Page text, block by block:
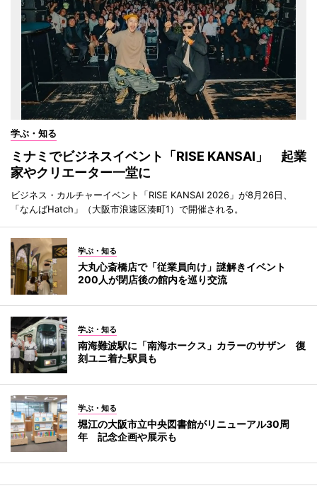
学ぶ・知る
ミナミでビジネスイベント「RISE KANSAI」 起業
家やクリエーター一堂に
ビジネス・カルチャーイベント「RISE KANSAI 2026」が8月26日、
「なんばHatch」（大阪市浪速区湊町1）で開催される。
学ぶ・知る
大丸心斎橋店で「従業員向け」謎解きイベント
200人が閉店後の館内を巡り交流
学ぶ・知る
南海難波駅に「南海ホークス」カラーのサザン 復
刻ユニ着た駅員も
学ぶ・知る
堀江の大阪市立中央図書館がリニューアル30周
年 記念企画や展示も